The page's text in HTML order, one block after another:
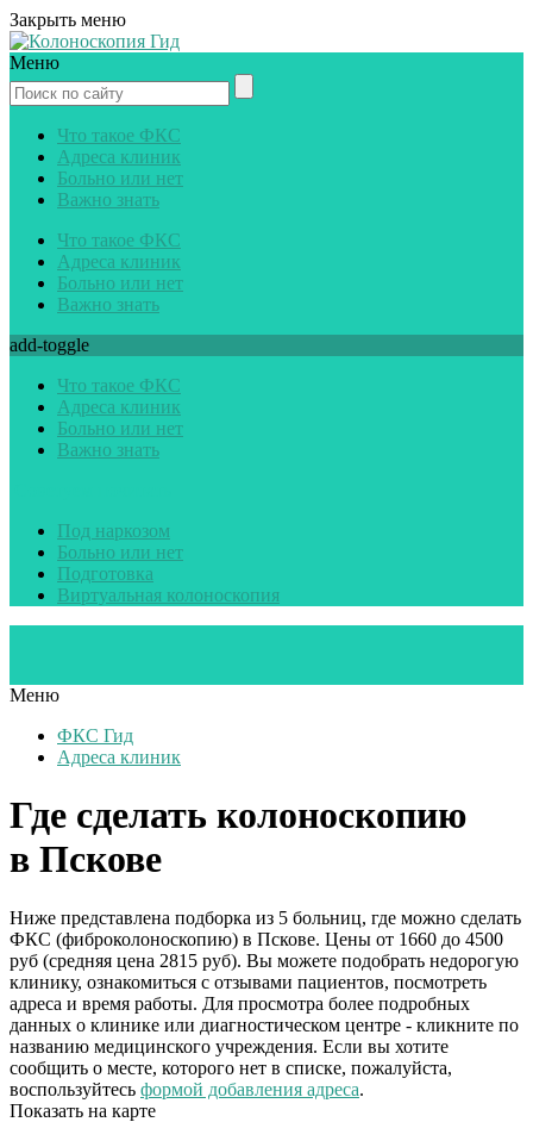
Закрыть меню
Меню
Что такое ФКС
Адреса клиник
Больно или нет
Важно знать
Что такое ФКС
Адреса клиник
Больно или нет
Важно знать
add-toggle
Что такое ФКС
Адреса клиник
Больно или нет
Важно знать
Под наркозом
Больно или нет
Подготовка
Виртуальная колоноскопия
Меню
ФКС Гид
Адреса клиник
Где сделать колоноскопию
в Пскове
Ниже представлена подборка из 5 больниц, где можно сделать
ФКС (фиброколоноскопию) в Пскове. Цены от 1660 до 4500
руб (средняя цена 2815 руб). Вы можете подобрать недорогую
клинику, ознакомиться с отзывами пациентов, посмотреть
адреса и время работы. Для просмотра более подробных
данных о клинике или диагностическом центре - кликните по
названию медицинского учреждения. Если вы хотите
сообщить о месте, которого нет в списке, пожалуйста,
воспользуйтесь формой добавления адреса.
Показать на карте